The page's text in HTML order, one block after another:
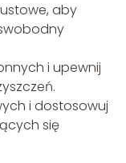
aby
i upewnij
i dostosowuj
się